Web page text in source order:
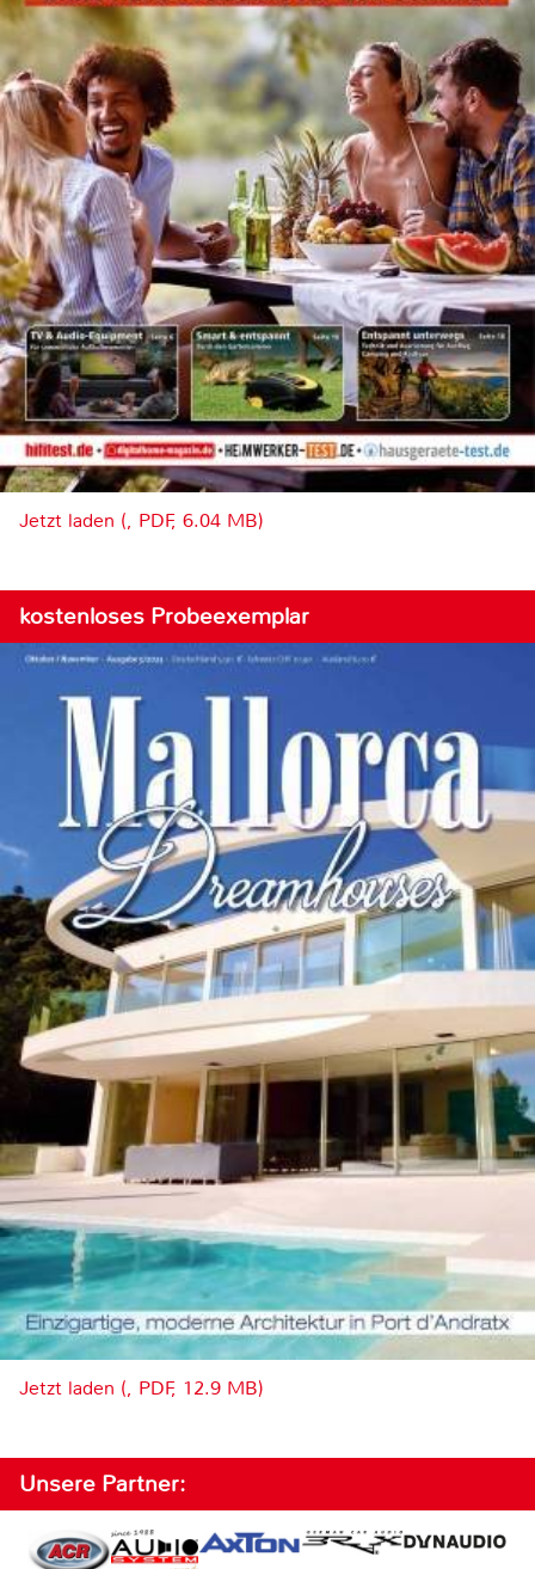
Jetzt laden (, PDF, 6.04 MB)
kostenloses Probeexemplar
Jetzt laden (, PDF, 12.9 MB)
Unsere Partner: